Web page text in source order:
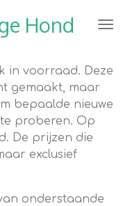
Hond
in voorraad. Deze
gemaakt, maar
bepaalde nieuwe
proberen. Op
De prijzen die
exclusief
onderstaande